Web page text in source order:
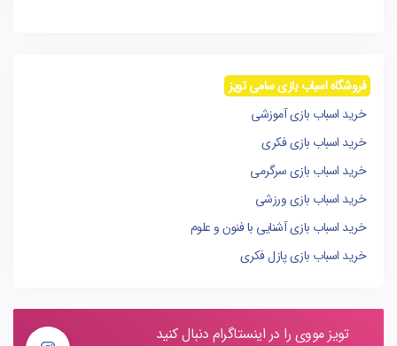
فروشگاه اسباب بازی سامی تویز
خرید اسباب بازی آموزشی
خرید اسباب بازی فکری
خرید اسباب بازی سرگرمی
خرید اسباب بازی ورزشی
خرید اسباب بازی آشنایی با فنون و علوم
خرید اسباب بازی پازل فکری
تویز مووی را در اینستاگرام دنبال کنید